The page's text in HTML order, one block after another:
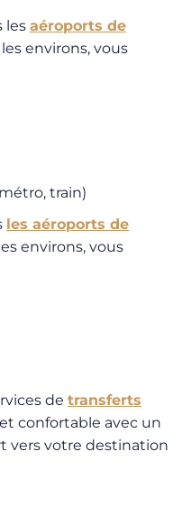
les aéroports de
environs, vous
train)
les aéroports de
environs, vous
de transferts
confortable avec un
vers votre destination